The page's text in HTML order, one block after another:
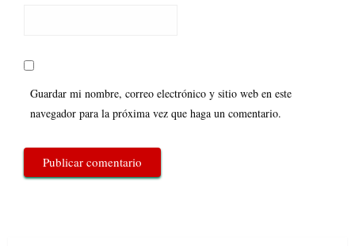
Guardar mi nombre, correo electrónico y sitio web en este
navegador para la próxima vez que haga un comentario.